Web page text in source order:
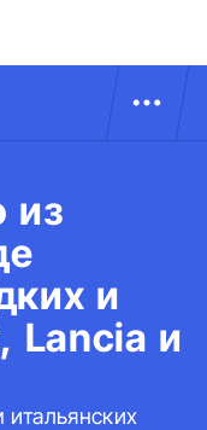
из
и
Lancia и